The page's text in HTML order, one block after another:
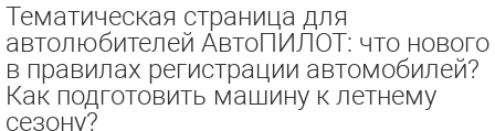
Тематическая страница для
автолюбителей АвтоПИЛОТ: что нового
в правилах регистрации автомобилей?
Как подготовить машину к летнему
сезону?